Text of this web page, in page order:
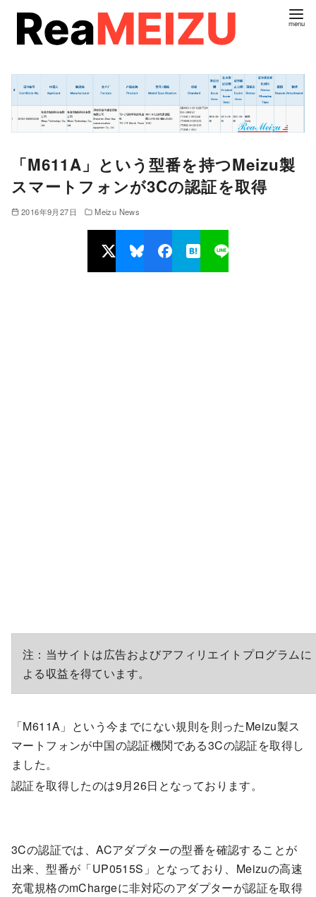
「M611A」という型番を持つMeizu製
スマートフォンが3Cの認証を取得
2016年9月27日 Meizu News
注：当サイトは広告およびアフィリエイトプログラムに
よる収益を得ています。
「M611A」という今までにない規則を則ったMeizu製ス
マートフォンが中国の認証機関である3Cの認証を取得し
ました。
認証を取得したのは9月26日となっております。
3Cの認証では、ACアダプターの型番を確認することが
出来、型番が「UP0515S」となっており、Meizuの高速
充電規格のmChargeに非対応のアダプターが認証を取得